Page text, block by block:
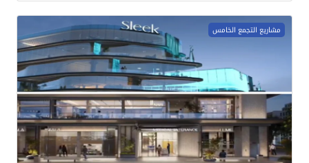
مشاريع التجمع الخامس